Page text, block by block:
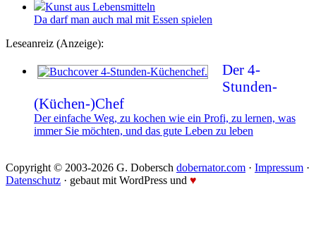
Kunst aus Lebensmitteln
Da darf man auch mal mit Essen spielen
Leseanreiz (Anzeige):
Der 4-
Stunden-
(Küchen-)Chef
Der einfache Weg, zu kochen wie ein Profi, zu lernen, was
immer Sie möchten, und das gute Leben zu leben
Copyright © 2003-2026 G. Dobersch dobernator.com · Impressum ·
Datenschutz · gebaut mit WordPress und ♥